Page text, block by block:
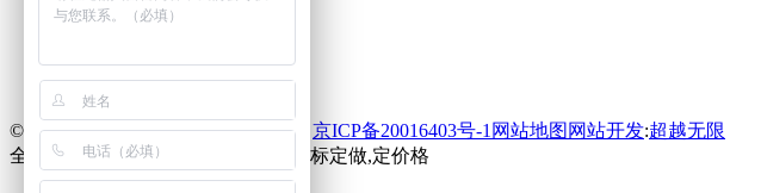
产品展示
在线留言
联系我们
© 2020 银河晟联(北京)科技有限公司 京ICP备20016403号-1网站地图 网站开发:超越无限
全自动氏度计生产厂家,供商,总理,非标定做,定价格